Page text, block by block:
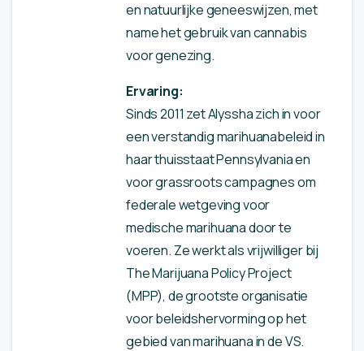
en natuurlijke geneeswijzen, met
name het gebruik van cannabis
voor genezing.
Ervaring:
Sinds 2011 zet Alyssha zich in voor
een verstandig marihuanabeleid in
haar thuisstaat Pennsylvania en
voor grassroots campagnes om
federale wetgeving voor
medische marihuana door te
voeren. Ze werkt als vrijwilliger bij
The Marijuana Policy Project
(MPP), de grootste organisatie
voor beleidshervorming op het
gebied van marihuana in de VS.